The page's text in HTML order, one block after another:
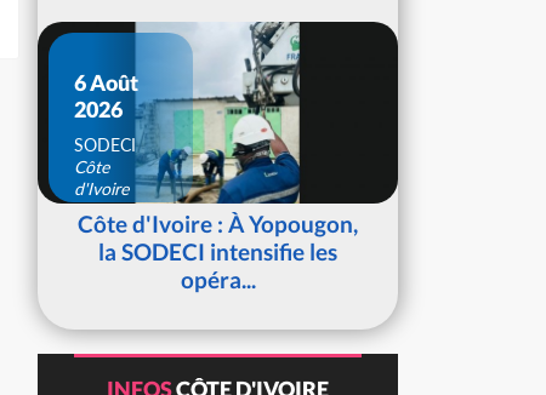
6 Août
2026
SODECI
Côte
d'Ivoire
Côte d'Ivoire : À Yopougon,
la SODECI intensifie les
opéra...
INFOSCÔTE D'IVOIRE